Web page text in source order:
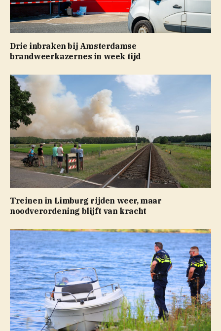
Drie inbraken bij Amsterdamse
brandweerkazernes in week tijd
Treinen in Limburg rijden weer, maar
noodverordening blijft van kracht